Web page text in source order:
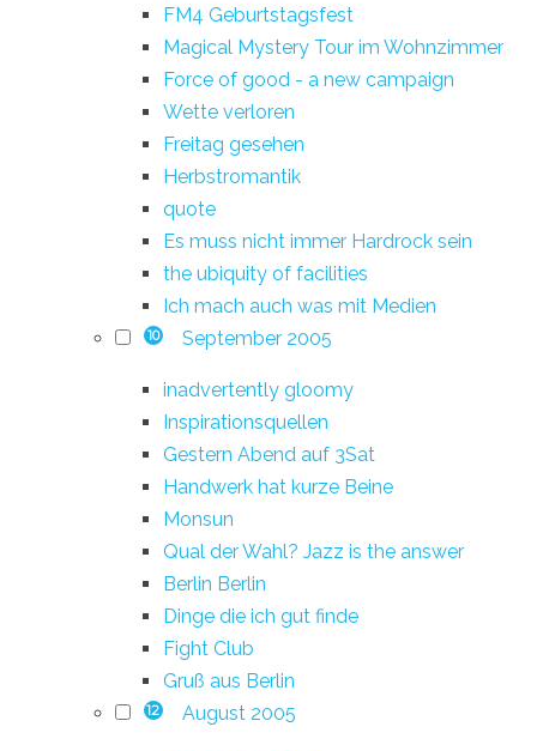
FM4 Geburtstagsfest
Magical Mystery Tour im Wohnzimmer
Force of good - a new campaign
Wette verloren
Freitag gesehen
Herbstromantik
quote
Es muss nicht immer Hardrock sein
the ubiquity of facilities
Ich mach auch was mit Medien
10 September 2005
inadvertently gloomy
Inspirationsquellen
Gestern Abend auf 3Sat
Handwerk hat kurze Beine
Monsun
Qual der Wahl? Jazz is the answer
Berlin Berlin
Dinge die ich gut finde
Fight Club
Gruß aus Berlin
12 August 2005